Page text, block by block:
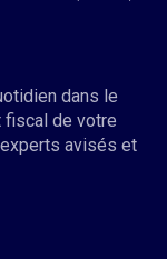
dans le
fiscal de votre
avisés et